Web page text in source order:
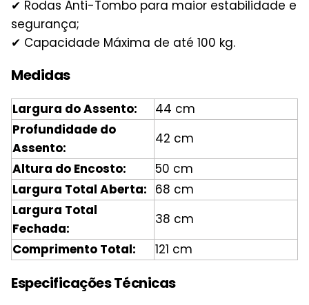
✔ Rodas Anti-Tombo para maior estabilidade e
segurança;
✔ Capacidade Máxima de até 100 kg.
Medidas
Largura do Assento:
44 cm
Profundidade do
Assento:
42 cm
Altura do Encosto:
50 cm
Largura Total Aberta: 68 cm
Largura Total
Fechada:
38 cm
Comprimento Total:
121 cm
Especificações Técnicas